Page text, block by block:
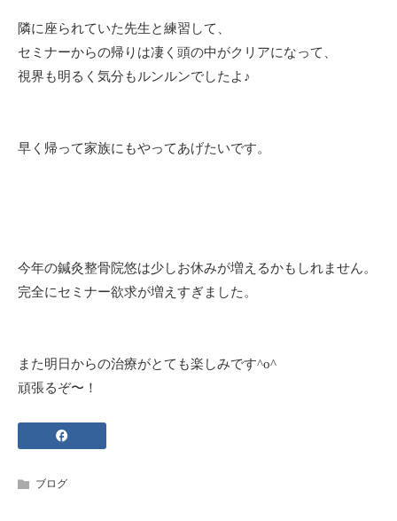
隣に座られていた先生と練習して、
セミナーからの帰りは凄く頭の中がクリアになって、
視界も明るく気分もルンルンでしたよ♪
早く帰って家族にもやってあげたいです。
今年の鍼灸整骨院悠は少しお休みが増えるかもしれません。
完全にセミナー欲求が増えすぎました。
また明日からの治療がとても楽しみです^o^
頑張るぞ〜！
ブログ